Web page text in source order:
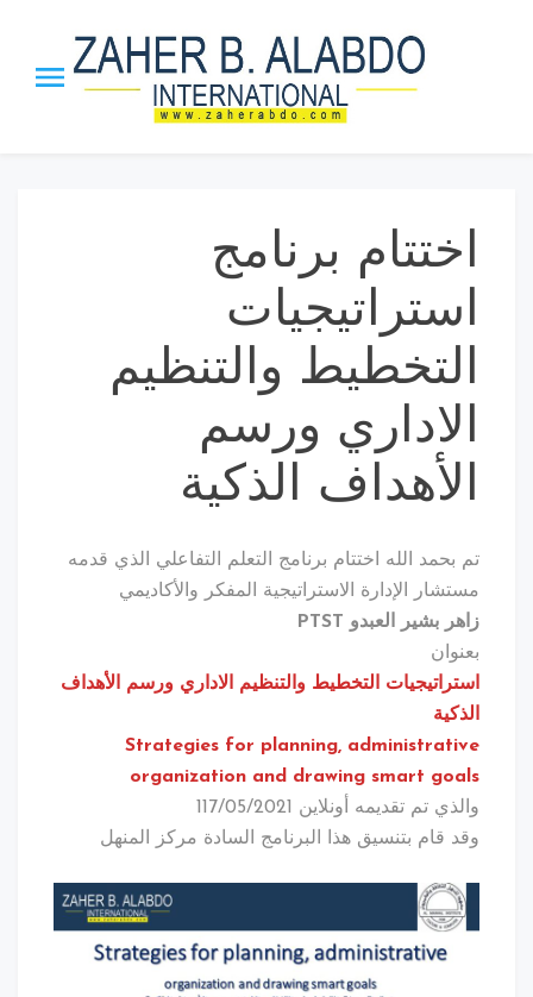
”Leadership_21” Approach and
ISS strategy.
اختتام برنامج
استراتيجيات
التخطيط والتنظيم
الاداري ورسم
الأهداف الذكية
تم بحمد الله اختتام برنامج التعلم التفاعلي الذي قدمه
مستشار الإدارة الاستراتيجية المفكر والأكاديمي
زاهر بشير العبدو PTST
بعنوان
استراتيجيات التخطيط والتنظيم الاداري ورسم الأهداف
الذكية
Strategies for planning, administrative
organization and drawing smart goals
والذي تم تقديمه أونلاين 117/05/2021
وقد قام بتنسيق هذا البرنامج السادة مركز المنهل